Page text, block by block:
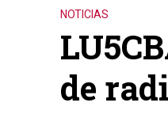
NOTICIAS
de